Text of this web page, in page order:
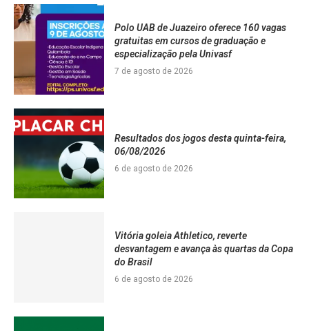
Polo UAB de Juazeiro oferece 160 vagas
gratuitas em cursos de graduação e
especialização pela Univasf
7 de agosto de 2026
Resultados dos jogos desta quinta-feira,
06/08/2026
6 de agosto de 2026
Vitória goleia Athletico, reverte
desvantagem e avança às quartas da Copa
do Brasil
6 de agosto de 2026